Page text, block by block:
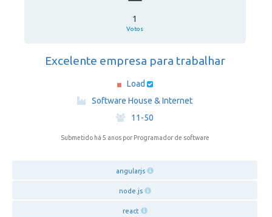
1
Votos
Excelente empresa para trabalhar
Load
Software House & Internet
·
11-50
Submetido há 5 anos por Programador de software
angularjs
node.js
react